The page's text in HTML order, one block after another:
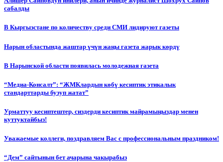
сабалды
В Кыргызстане по количеству среди СМИ лидируют газеты
Нарын областында жаштар үчүн жаңы газета жарык көрдү
В Нарынской области появилась молодежная газета
“Медиа-Консалт”: “ЖМКлардын көбү кесиптик этикалык
стандарттарды бузуп жатат”
Урматтуу кесиптештер, сиздерди кесиптик майрамыңыздар менен
куттуктайбыз!
Уважаемые коллеги, поздравляем Вас с профессиональным праздником!
“Дем” сайтынын бет ачарына чакырабыз